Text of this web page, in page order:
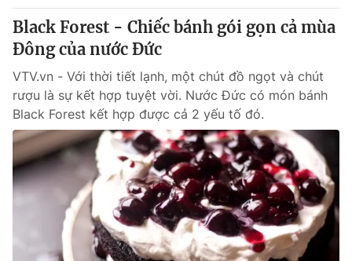
Giấy phép hoạt động báo in và báo điện tử số 483/GP-BTTTT
cấp ngày 29/12/2023
Tổng Biên tập:Vũ Thanh Thủy
Phó Tổng Biên tập: Nguyễn Thị Mỹ Hạnh, Phạm Quốc Thắng,
Nguyễn Trọng Ninh
Tổng đài VTV: 024.38 355 931 - 024.38 355 932
Ðiện thoại Thời báo VTV:024.66 897 897
Email:toasoan@vtv.vn
Liên hệ quảng cáo:024-7300.7108
Black Forest - Chiếc bánh gói gọn cả mùa
Đông của nước Đức
VTV.vn - Với thời tiết lạnh, một chút đồ ngọt và chút
rượu là sự kết hợp tuyệt vời. Nước Đức có món bánh
Black Forest kết hợp được cả 2 yếu tố đó.